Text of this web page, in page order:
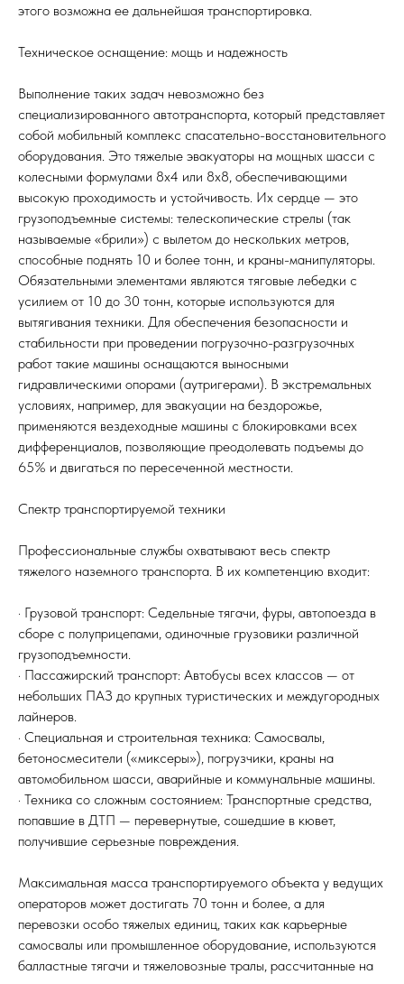
этого возможна ее дальнейшая транспортировка.
Техническое оснащение: мощь и надежность
Выполнение таких задач невозможно без
специализированного автотранспорта, который представляет
собой мобильный комплекс спасательно-восстановительного
оборудования. Это тяжелые эвакуаторы на мощных шасси с
колесными формулами 8х4 или 8х8, обеспечивающими
высокую проходимость и устойчивость. Их сердце — это
грузоподъемные системы: телескопические стрелы (так
называемые «брили») с вылетом до нескольких метров,
способные поднять 10 и более тонн, и краны-манипуляторы.
Обязательными элементами являются тяговые лебедки с
усилием от 10 до 30 тонн, которые используются для
вытягивания техники. Для обеспечения безопасности и
стабильности при проведении погрузочно-разгрузочных
работ такие машины оснащаются выносными
гидравлическими опорами (аутригерами). В экстремальных
условиях, например, для эвакуации на бездорожье,
применяются вездеходные машины с блокировками всех
дифференциалов, позволяющие преодолевать подъемы до
65% и двигаться по пересеченной местности.
Спектр транспортируемой техники
Профессиональные службы охватывают весь спектр
тяжелого наземного транспорта. В их компетенцию входит:
· Грузовой транспорт: Седельные тягачи, фуры, автопоезда в
сборе с полуприцепами, одиночные грузовики различной
грузоподъемности.
· Пассажирский транспорт: Автобусы всех классов — от
небольших ПАЗ до крупных туристических и междугородных
лайнеров.
· Специальная и строительная техника: Самосвалы,
бетоносмесители («миксеры»), погрузчики, краны на
автомобильном шасси, аварийные и коммунальные машины.
· Техника со сложным состоянием: Транспортные средства,
попавшие в ДТП — перевернутые, сошедшие в кювет,
получившие серьезные повреждения.
Максимальная масса транспортируемого объекта у ведущих
операторов может достигать 70 тонн и более, а для
перевозки особо тяжелых единиц, таких как карьерные
самосвалы или промышленное оборудование, используются
балластные тягачи и тяжеловозные тралы, рассчитанные на